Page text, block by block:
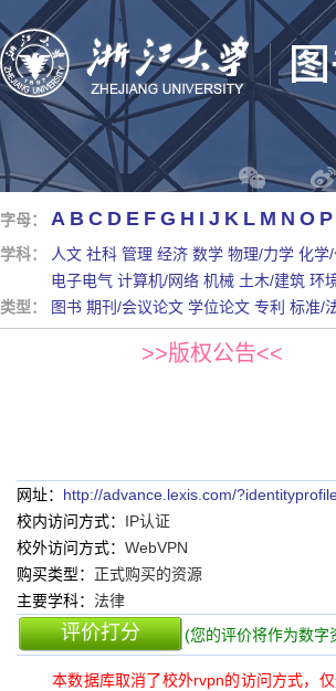
字母： A B C D E F G H I J K L M N O P
学科： 人文 社科 管理 经济 数学 物理/力学 化学
电子电气 计算机/网络 机械 土木/建筑 环
类型：
图书 期刊/会议论文 学位论文 专利 标准/
>>版权公告<<
网址： http://advance.lexis.com/
校内访问方式： IP认证
校外访问方式： WebVPN
购买类型： 正式购买的资源
主要学科： 法律
评价打分 (您的评价将作为数字
本数据库取消了校外rvpn的访问方式，